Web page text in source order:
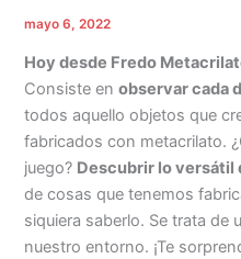
mayo 6, 2022
Hoy desde Fredo
Consiste enobservar cada
todos aquello objetos que
fabricados con metacrilato.
juego? Descubrir lo versátil
de cosas que tenemos
siquiera saberlo. Se trata de
nuestro entorno. ¡Te